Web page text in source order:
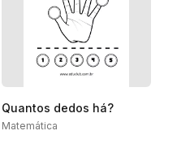
Quantos dedos há?
Matemática